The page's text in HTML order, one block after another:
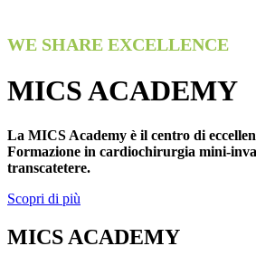
WE SHARE EXCELLENCE
MICS ACADEMY
La MICS Academy è il centro di
Formazione in cardiochirurgia mini-
transcatetere.
Scopri di più
MICS ACADEMY